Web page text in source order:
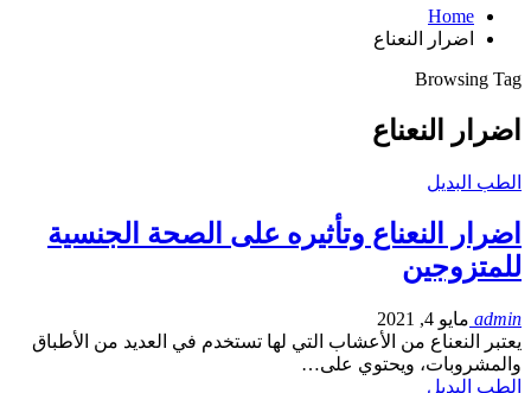
Home
اضرار النعناع
Browsing Tag
اضرار النعناع
الطب البديل
اضرار النعناع وتأثيره على الصحة الجنسية
للمتزوجين
admin مايو 4, 2021
يعتبر النعناع من الأعشاب التي لها تستخدم في العديد من الأطباق
والمشروبات، ويحتوي على…
الطب البديل